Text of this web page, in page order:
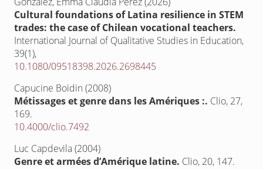
Cultural foundations of Latina resilience in STEM
trades: the case of Chilean vocational teachers.
International Journal of Qualitative Studies in Education,
39(1),
10.1080/09518398.2026.2698445
Capucine Boidin (2008)
Métissages et genre dans les Amériques :. Clio, 27,
169.
10.4000/clio.7492
Luc Capdevila (2004)
Genre et armées d’Amérique latine. Clio, 20, 147.